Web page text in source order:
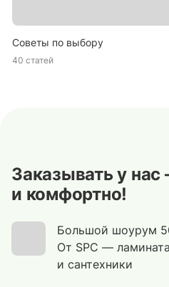
Советы по выбору
40 статей
Заказывать у
и комфортно!
Большой шоурум
От SPC —
и сантехники